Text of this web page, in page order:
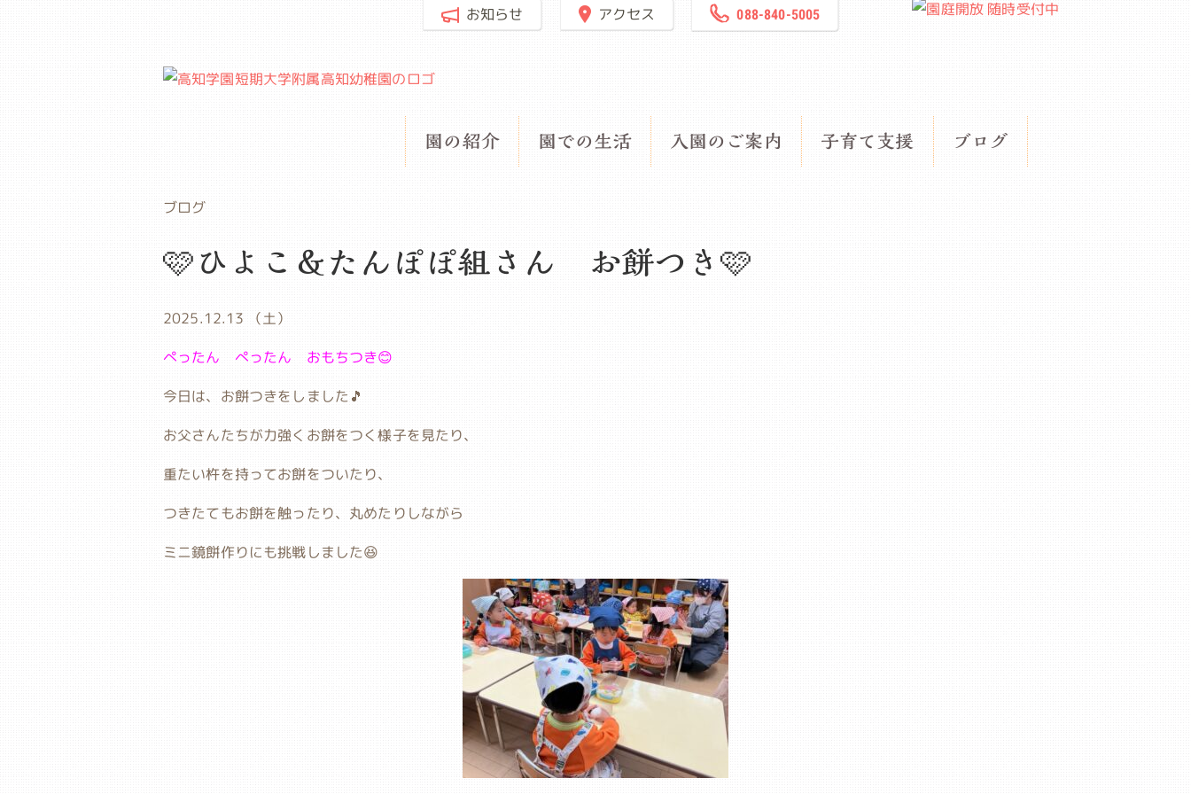
お知らせ アクセス 088-840-5005
園の紹介 園での生活 入園のご案内 子育て支援 ブログ
ブログ
🩷ひよこ＆たんぽぽ組さん お餅つき🩷
2025.12.13 （土）
ぺったん ぺったん おもちつき😊
今日は、お餅つきをしました🎵
お父さんたちが力強くお餅をつく様子を見たり、
重たい杵を持ってお餅をついたり、
つきたてもお餅を触ったり、丸めたりしながら
ミニ鏡餅作りにも挑戦しました😆